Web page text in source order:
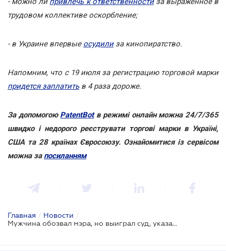
трудовом коллективе оскорбление;
- в Украине впервые осудилиза кинопиратство.
Напомним, что с 19 июля за регистрацию торговой марки
придется заплатитьв 4 раза дороже.
За допомогою PatentBotв режимі онлайн можна 24/7/365
швидко і недорого реєструвати торгові марки в Україні,
США та 28 країнах Євросоюзу. Ознайомитися із сервісом
можна за посиланням
Главная / Новости /
Мужчина обозвал мэра, но выиграл суд, указав, что имел в виду французского писателя Ива Гандона